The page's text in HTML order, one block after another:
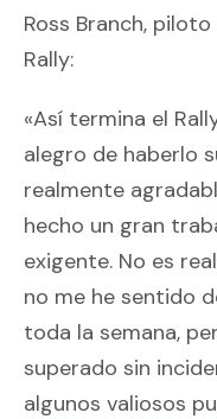
Ross Branch,
Rally:
«Así termina el
alegro de haberlo
realmente
hecho un gran
exigente. No es
no me he sentido
toda la semana,
superado sin
algunos valiosos